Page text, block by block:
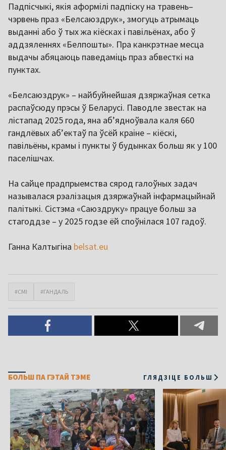
Падпісчыкі, якія аформілі падпіску на травень–
чэрвень праз «Белсаюздрук», змогуць атрымаць
выданні або ў тых жа кіёсках і павільёнах, або ў
аддзяленнях «Белпошты». Пра канкрэтнае месца
выдачы абяцаюць паведаміць праз абвесткі на
пунктах.
«Белсаюздрук» – найбуйнейшая дзяржаўная сетка
распаўсюду прэсы ў Беларусі. Паводле звестак на
лістапад 2025 года, яна аб’ядноўвала каля 660
гандлёвых аб’ектаў па ўсёй краіне – кіёскі,
павільёны, крамы і пункты ў будынках больш як у 100
паселішчах.
На сайце прадпрыемства сярод галоўных задач
называлася рэалізацыя дзяржаўнай інфармацыйнай
палітыкі. Сістэма «Саюздруку» працуе больш за
стагоддзе – у 2025 годзе ёй споўнілася 107 гадоў.
Ганна Калтыгіна belsat.eu
#СМІ #ГАНДАЛЬ
БОЛЬШ ПА ГЭТАЙ ТЭМЕ ГЛЯДЗІЦЕ БОЛЬШ